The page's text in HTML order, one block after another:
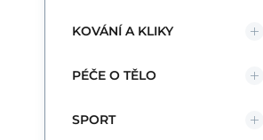
KOVÁNÍ A KLIKY
PÉČE O TĚLO
SPORT